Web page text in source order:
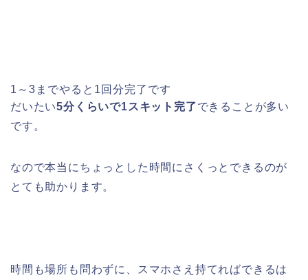
1～3までやると1回分完了です
だいたい5分くらいで1スキット完了できることが多い
です。
なので本当にちょっとした時間にさくっとできるのが
とても助かります。
時間も場所も問わずに、スマホさえ持てればできるは